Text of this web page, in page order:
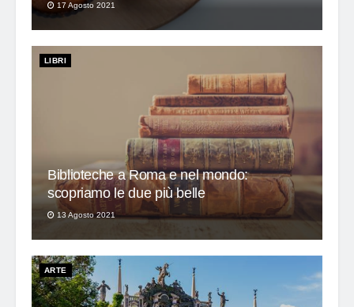
17 Agosto 2021
LIBRI
Biblioteche a Roma e nel mondo:
scopriamo le due più belle
13 Agosto 2021
ARTE